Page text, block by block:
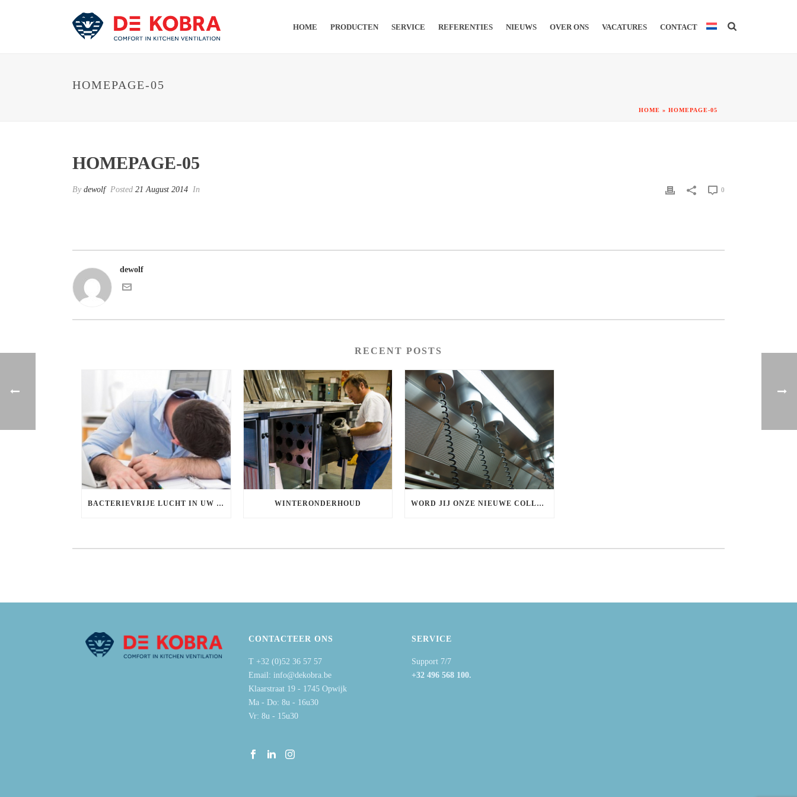
HOME PRODUCTEN SERVICE REFERENTIES NIEUWS OVER ONS VACATURES CONTACT
HOMEPAGE-05
HOME » HOMEPAGE-05
HOMEPAGE-05
By dewolf Posted 21 August 2014 In 0
dewolf
RECENT POSTS
BACTERIEVRIJE LUCHT IN UW BEDRIJF! WINTERONDERHOUD WORD JIJ ONZE NIEUWE COLLEGA?
CONTACTEER ONS
T +32 (0)52 36 57 57
Email: info@dekobra.be
Klaarstraat 19 - 1745 Opwijk
Ma - Do: 8u - 16u30
Vr: 8u - 15u30
SERVICE
Support 7/7
+32 496 568 100.